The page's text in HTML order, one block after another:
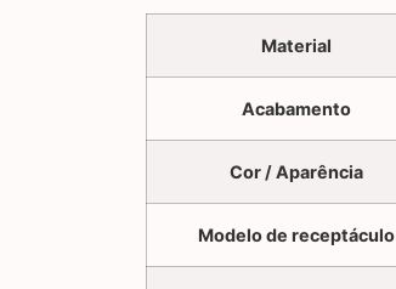
Material
Acabamento
Cor / Aparência
Modelo de receptáculo